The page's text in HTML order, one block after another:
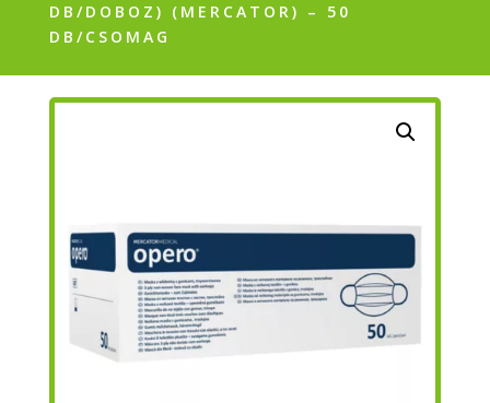
DB/DOBOZ) (MERCATOR) – 50
DB/CSOMAG